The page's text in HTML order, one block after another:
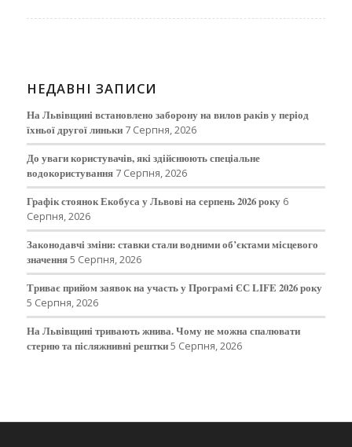
НЕДАВНІ ЗАПИСИ
На Львівщині встановлено заборону на вилов раків у період
їхньої другої линьки 7 Серпня, 2026
До уваги користувачів, які здійснюють спеціальне
водокористування 7 Серпня, 2026
Графік стоянок Екобуса у Львові на серпень 2026 року 6
Серпня, 2026
Законодавчі зміни: ставки стали водними об’єктами місцевого
значення5 Серпня, 2026
Триває прийом заявок на участь у Програмі ЄС LIFE 2026 року
5 Серпня, 2026
На Львівщині тривають жнива. Чому не можна спалювати
стерню та післяжнивні рештки5 Серпня, 2026